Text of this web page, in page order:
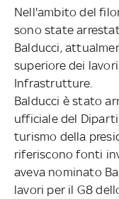
Nell'ambito del
sono state
Balducci,
superiore dei
Infrastrutture.
Balducci è stato
ufficiale del
turismo della
riferiscono fonti
aveva nominato
lavori per il G8